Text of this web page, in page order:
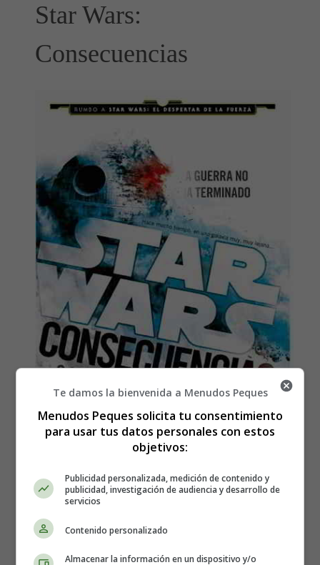
Star Wars:
Consecuencias
Lanzamiento del libro Star
Te damos la bienvenida a Menudos Peques
Menudos Peques solicita tu consentimiento
para usar tus datos personales con estos
objetivos:
Publicidad personalizada, medición de contenido y
publicidad, investigación de audiencia y desarrollo de
servicios
Contenido personalizado
Almacenar la información en un dispositivo y/o